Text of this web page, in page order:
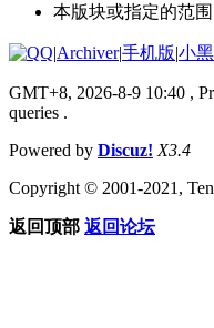
本版块或指定的范
|Archiver|手机版|小
GMT+8, 2026-8-9 10:40 ,
queries .
Powered by Discuz! X3.4
Copyright © 2001-2021,
返回顶部 返回论坛